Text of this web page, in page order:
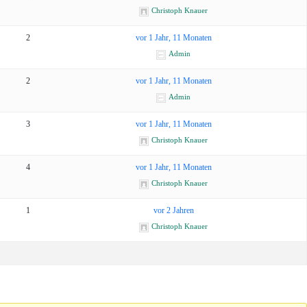
Christoph Knauer
2 vor 1 Jahr, 11 Monaten
Admin
2 vor 1 Jahr, 11 Monaten
Admin
3 vor 1 Jahr, 11 Monaten
Christoph Knauer
4 vor 1 Jahr, 11 Monaten
Christoph Knauer
1 vor 2 Jahren
Christoph Knauer